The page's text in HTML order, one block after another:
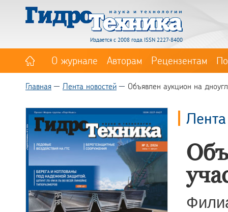
Издается с 2008 года. ISSN 2227-8400
О журнале Авторам Рецензентам
Главная Лента новостей Объявлен аукцион на